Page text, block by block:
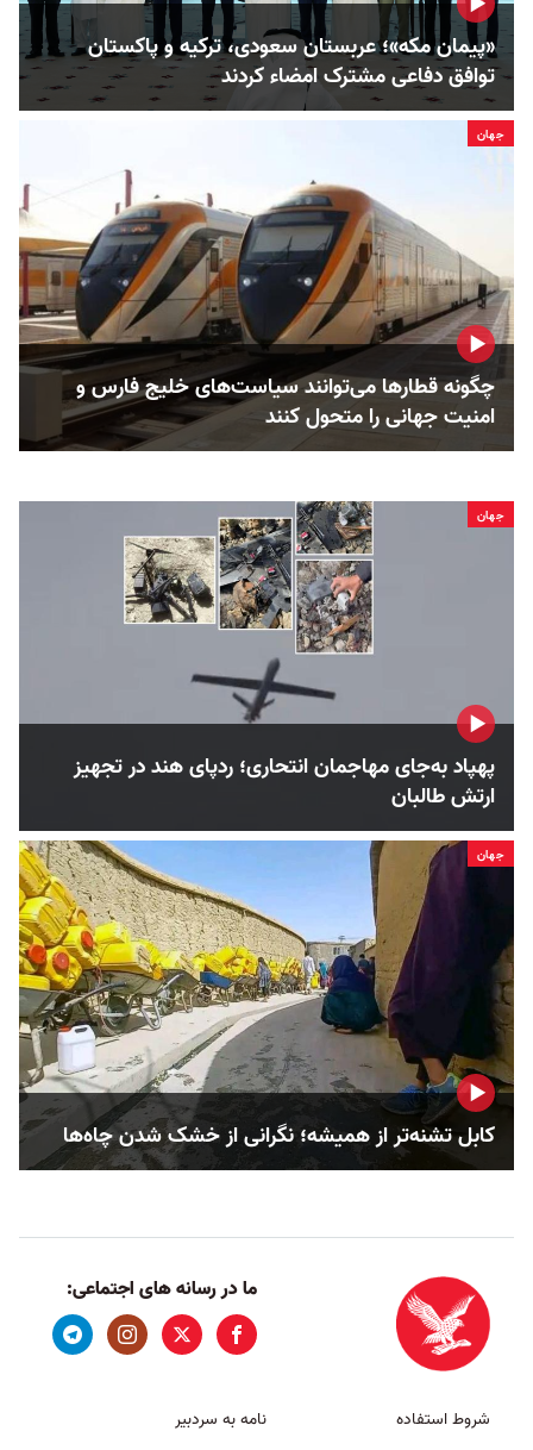
«پیمان مکه»؛ عربستان سعودی، ترکیه و پاکستان
توافق دفاعی مشترک امضاء کردند
جهان
چگونه قطارها می‌توانند سیاست‌های خلیج فارس و
امنیت جهانی را متحول کنند
جهان
پهپاد به‌جای مهاجمان انتحاری؛ ردپای هند در تجهیز
ارتش طالبان
جهان
کابل تشنه‌تر از همیشه؛ نگرانی از خشک‌ شدن چاه‌ها
ما در رسانه های اجتماعی:
شروط استفاده
نامه به سردبیر